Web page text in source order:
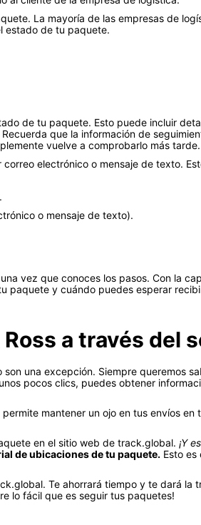
La mayoría de las empresas de
estado de tu paquete.
de tu paquete. Esto puede incluir
que la información de
vuelve a comprobarlo más tarde.
electrónico o mensaje de texto.
o mensaje de texto).
vez que conoces los pasos. Con la
paquete y cuándo puedes esperar
a través del
una excepción. Siempre queremos
pocos clics, puedes obtener
mantener un ojo en tus envíos
en el sitio web de track.global. ¡Y
de ubicaciones de tu paquete. Esto
Te ahorrará tiempo y te dará
lo fácil que es seguir tus paquetes!